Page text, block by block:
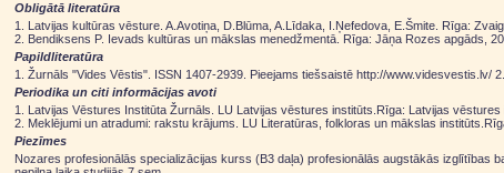
Obligātā literatūra
1. Latvijas kultūras vēsture. A.Avotiņa, D.Blūma, A.Līdaka, I.Ņefedova, E.Šmite. Rīga:
2. Bendiksens P. Ievads kultūras un mākslas menedžmentā. Rīga: Jāņa Rozes apgāds,
Papildliteratūra
1. Žurnāls "Vides Vēstis". ISSN 1407-2939. Pieejams tiešsaistē http://www.videsvestis.lv/
Periodika un citi informācijas avoti
1. Latvijas Vēstures Institūta Žurnāls. LU Latvijas vēstures institūts.Rīga: Latvijas vēstures
2. Meklējumi un atradumi: rakstu krājums. LU Literatūras, folkloras un mākslas
Piezīmes
Nozares profesionālās specializācijas kurss (B3 daļa) profesionālās augstākās izglītības